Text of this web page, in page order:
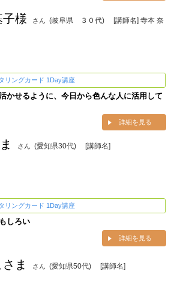
子様 さん (岐阜県 ３０代)
[講師名] 寺本 奈
リングカード 1Day講座
かせるように、今日から色んな人に活用して
詳細を見る
さん (愛知県30代) [講師名]
リングカード 1Day講座
しろい
詳細を見る
ま さん (愛知県50代) [講師名]